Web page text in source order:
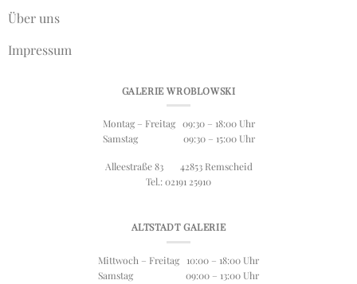
Über uns
Impressum
GALERIE WROBLOWSKI
Montag – Freitag 09:30 – 18:00 Uhr
Samstag 09:30 – 15:00 Uhr
Alleestraße 83 42853 Remscheid
Tel.: 02191 25910
ALTSTADT GALERIE
Mittwoch – Freitag 10:00 – 18:00 Uhr
Samstag 09:00 – 13:00 Uhr